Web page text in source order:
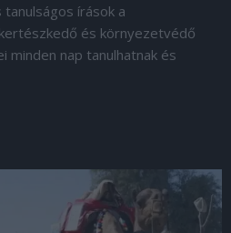
írások a
és környezetvédő
minden nap tanulhatnak és